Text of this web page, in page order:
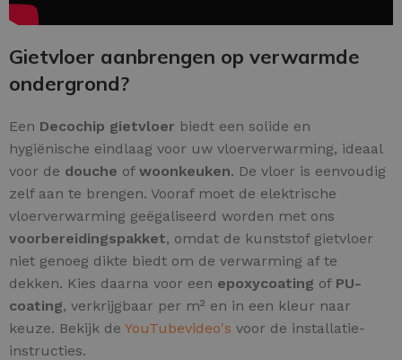
Gietvloer aanbrengen op verwarmde
ondergrond?
Een Decochip gietvloer biedt een solide en
hygiënische eindlaag voor uw vloerverwarming, ideaal
voor de douche of woonkeuken. De vloer is eenvoudig
zelf aan te brengen. Vooraf moet de elektrische
vloerverwarming geëgaliseerd worden met ons
voorbereidingspakket, omdat de kunststof gietvloer
niet genoeg dikte biedt om de verwarming af te
dekken. Kies daarna voor een epoxycoating of PU-
coating, verkrijgbaar per m² en in een kleur naar
keuze. Bekijk de YouTubevideo's voor de installatie-
instructies.